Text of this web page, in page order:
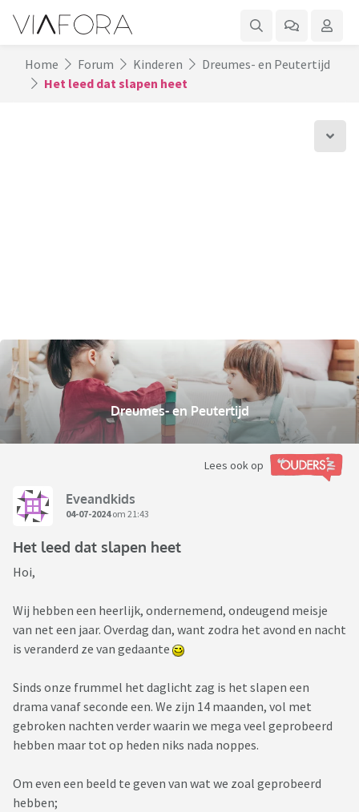
Home Forum Kinderen
Dreumes- en Peutertijd
Het leed dat slapen heet
Dreumes- en Peutertijd
Lees ook op
Eveandkids
04-07-2024om 21:43
Het leed dat slapen heet
Hoi,
Wij hebben een heerlijk, ondernemend, ondeugend meisje
van net een jaar. Overdag dan, want zodra het avond en nacht
is veranderd ze van gedaante
Sinds onze frummel het daglicht zag is het slapen een
drama vanaf seconde een. We zijn 14 maanden, vol met
gebroken nachten verder waarin we mega veel geprobeerd
hebben maar tot op heden niks nada noppes.
Om even een beeld te geven van wat we zoal geprobeerd
hebben;